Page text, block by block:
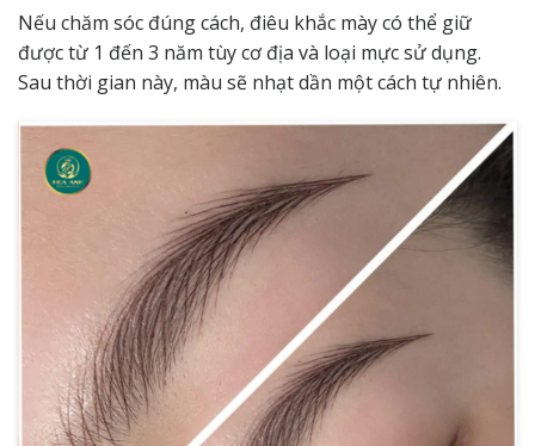
Nếu chăm sóc đúng cách, điêu khắc mày có thể giữ
được từ 1 đến 3 năm tùy cơ địa và loại mực sử dụng.
Sau thời gian này, màu sẽ nhạt dần một cách tự nhiên.